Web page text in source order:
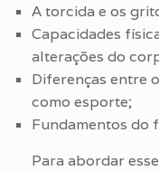
A torcida e os
Capacidades
alterações do
Diferenças entre
como esporte;
Fundamentos do
Para abordar